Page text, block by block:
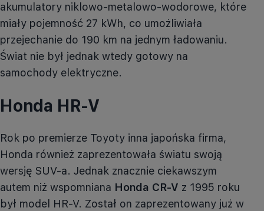
akumulatory niklowo-metalowo-wodorowe, które
miały pojemność 27 kWh, co umożliwiała
przejechanie do 190 km na jednym ładowaniu.
Świat nie był jednak wtedy gotowy na
samochody elektryczne.
Honda HR-V
Rok po premierze Toyoty inna japońska firma,
Honda również zaprezentowała światu swoją
wersję SUV-a. Jednak znacznie ciekawszym
autem niż wspomniana Honda CR-V z 1995 roku
był model HR-V. Został on zaprezentowany już w